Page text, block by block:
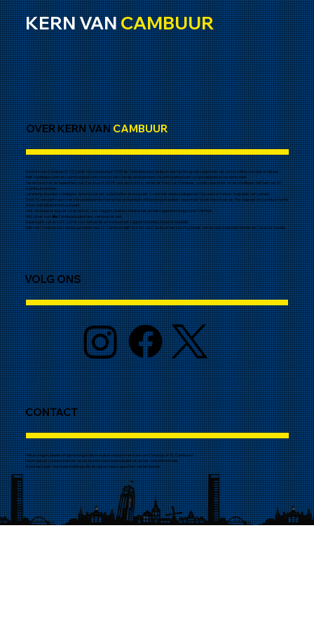
KERN VANCAMBUUR
OVER KERN VANCAMBUUR
De Kern van Cambuur (KVC) vindt zijn oorsprong in 1965 als Vriendenclub Cambuur: een hechte groep supporters die zich inzette voor club en elkaar.
Met vrijwilligerswerk en saamhorigheid ontstond al snel’t Hertje, de legendarische ontmoetingsplek vol gezelligheid en de derde helft.
Na de fusie met de Supportersclub Cambuur in 2008 ging de stichting verder als Kern van Cambuur, omdat supporters en de vrijwilligers het hart van SC
Cambuur vormen.
Jarenlang draaiden vrijwilligers de horeca in het oude stadion en bouwden zo aan het unieke clubgevoel. Ook werd er tonnen oudpapier verzameld.
De KVC verwierf naam met indrukwekkende sfeeracties en handgeschilderde spandoeken, waaronder iconische shows alsThe LegendsenCambuur to the
Bonemet bijbehorend vuurwerk.
Ook vandaag de dag verzorgt de KvC voor vlaggen, doeken, sfeeracties en het supportersmagazine’t Hertsje.
Wij zijn er voorálleCambuursupporters, van jong tot oud.
Daarnaast zet de KVC zich in voor een eerlijk en transparant supportersbeleid, lokaal én landelijk.
Met ruim 3 miljoen euro die terugvloeide naar SC Cambuur blijft de Kern van Cambuur een krachtig bewijs van de verbondenheid binnen de Cambuur-familie.
VOLG ONS
CONTACT
Heb je vragen, ideeën of opmerkingen die te maken hebben met Kern van Cambuur of SC Cambuur?
Neem gerust contact met ons op via onze social media kanalen of via het contactformulier.
We staan open voor iedere bijdrage die de club en haar supporters verder brengt.